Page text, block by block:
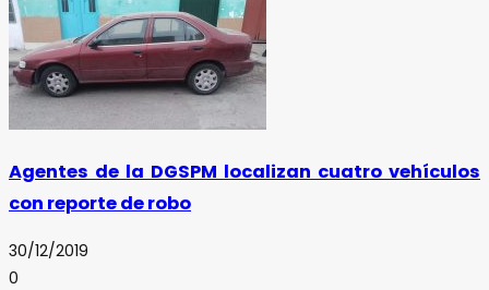
Agentes de la DGSPM localizan cuatro vehículos
con reporte de robo
30/12/2019
0